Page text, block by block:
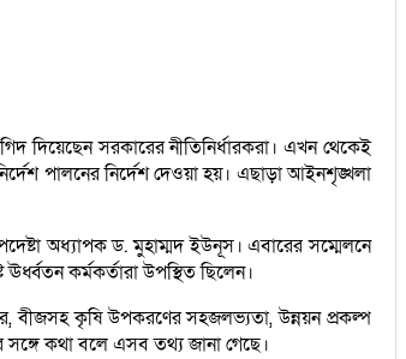
দিয়েছেন সরকারের নীতিনির্ধারকরা। এখন থেকেই
পালনের নির্দেশ দেওয়া হয়। এছাড়া আইনশৃঙ্খলা
অধ্যাপক ড. মুহাম্মদ ইউনূস। এবারের সম্মেলনে
কর্মকর্তারা উপস্থিত ছিলেন।
বীজসহ কৃষি উপকরণের সহজলভ্যতা, উন্নয়ন প্রকল্প
সঙ্গে কথা বলে এসব তথ্য জানা গেছে।